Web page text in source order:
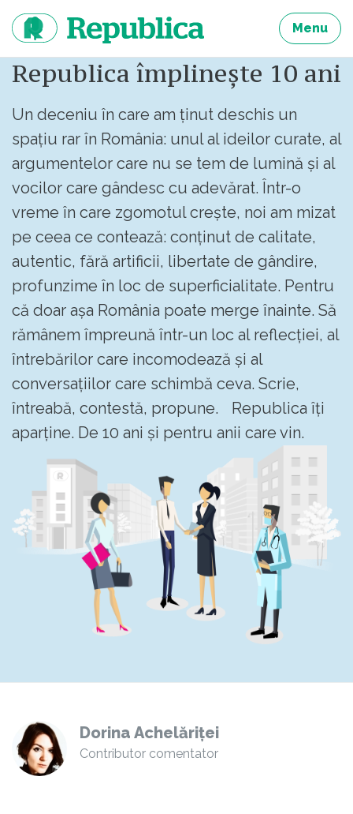
continut
Menu
Republica împlinește 10 ani
Un deceniu în care am ținut deschis un
spațiu rar în România: unul al ideilor curate, al
argumentelor care nu se tem de lumină și al
vocilor care gândesc cu adevărat. Într-o
vreme în care zgomotul crește, noi am mizat
pe ceea ce contează: conținut de calitate,
autentic, fără artificii, libertate de gândire,
profunzime în loc de superficialitate. Pentru
că doar așa România poate merge înainte. Să
rămânem împreună într-un loc al reflecției, al
întrebărilor care incomodează și al
conversațiilor care schimbă ceva. Scrie,
întreabă, contestă, propune. Republica îți
aparține. De 10 ani și pentru anii care vin.
Dorina Achelăriței
Contributor comentator